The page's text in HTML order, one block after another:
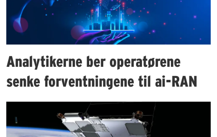
Analytikerne ber operatørene
senke forventningene til ai-RAN